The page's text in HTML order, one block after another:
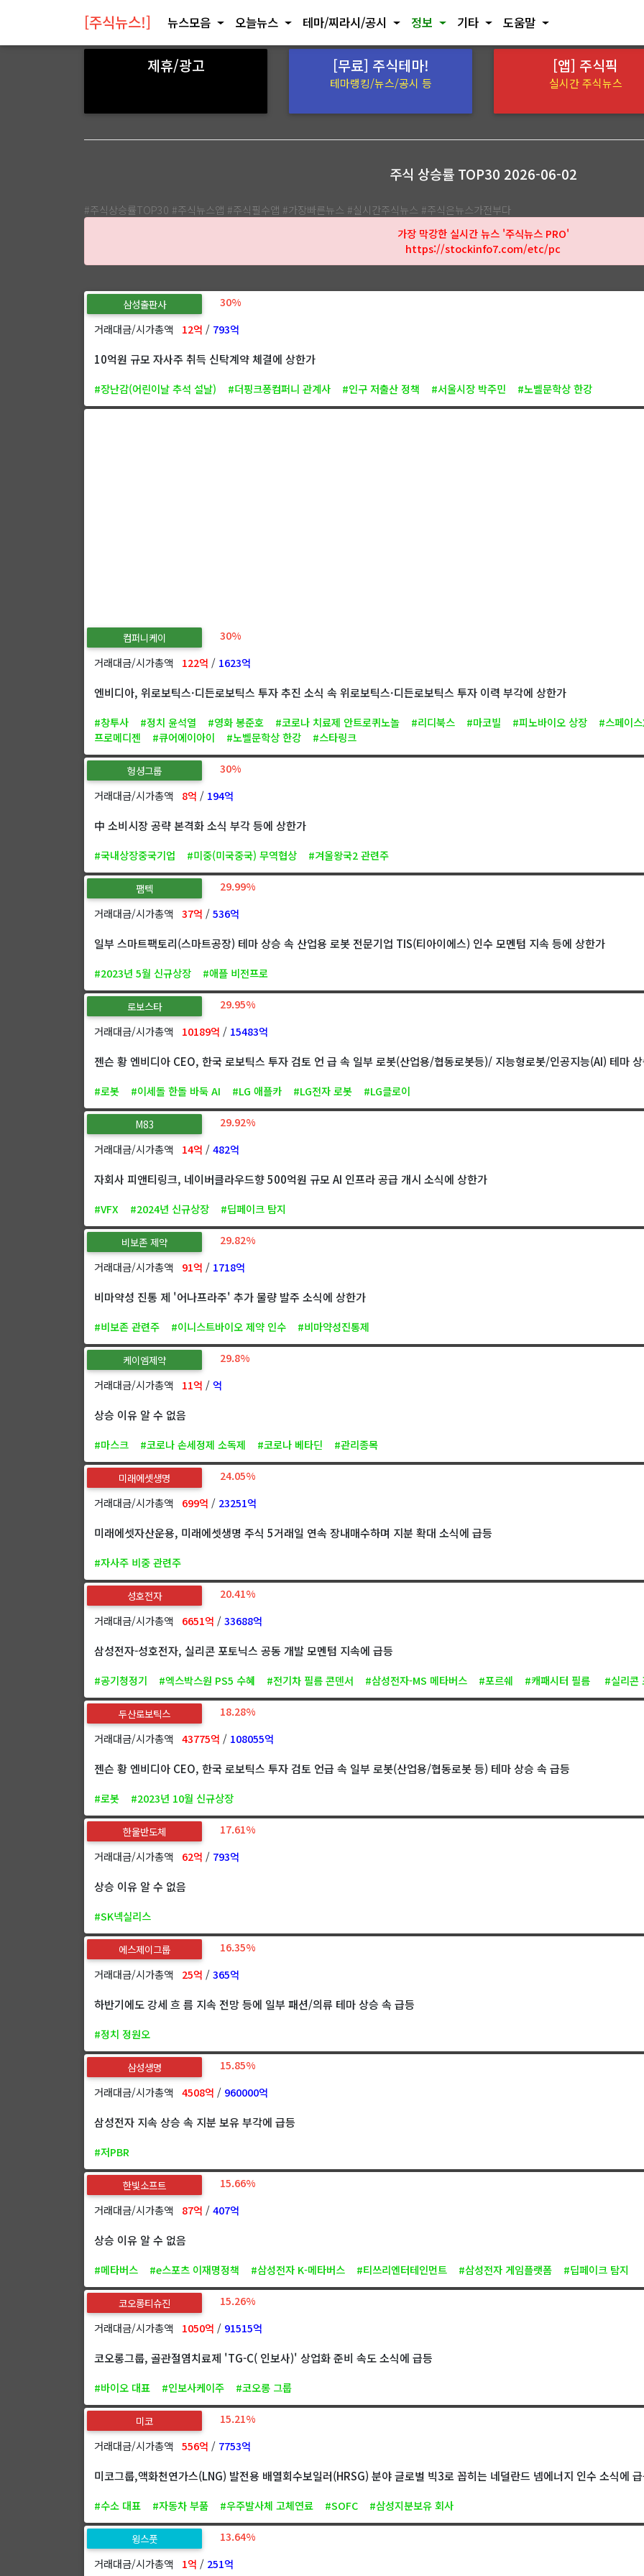
[주식뉴스!] 뉴스모음 오늘뉴스 테마/찌라시/공시 정보 기타 도움말
제휴/광고 [무료] 주식테마!
테마랭킹/뉴스/공시 등
[앱] 주식픽
실시간 주식뉴스
주식 상승률 TOP30 2026-06-02
#주식상승률TOP30 #주식뉴스앱 #주식필수앱 #가장빠른뉴스 #실시간주식뉴스 #주식은뉴스가전부다
가장 막강한 실시간 뉴스 '주식뉴스 PRO'
https://stockinfo7.com/etc/pc
삼성출판사
30%
거래대금/시가총액 12억 / 793억
10억원 규모 자사주 취득 신탁계약 체결에 상한가
#장난감(어린이날 추석 설날) #더핑크퐁컴퍼니 관계사 #인구 저출산 정책 #서울시장 박주민 #노벨문학상 한강
컴퍼니케이
30%
거래대금/시가총액 122억 / 1623억
엔비디아, 위로보틱스·디든로보틱스 투자 추진 소식 속 위로보틱스·디든로보틱스 투자 이력 부각에 상한가
#창투사 #정치 윤석열 #영화 봉준호 #코로나 치료제 안트로퀴노놀 #리디북스 #마코빌 #피노바이오 상장
#스페이
프로메디젠
#큐어에이아이 #노벨문학상 한강 #스타링크
헝셩그룹
30%
거래대금/시가총액 8억 / 194억
中 소비시장 공략 본격화 소식 부각 등에 상한가
#국내상장중국기업 #미중(미국중국) 무역협상 #겨울왕국2 관련주
팸텍
29.99%
거래대금/시가총액 37억 /536억
일부 스마트팩토리(스마트공장) 테마 상승 속 산업용 로봇 전문기업 TIS(티아이에스) 인수 모멘텀 지속 등에 상한가
#2023년 5월 신규상장 #애플 비전프로
로보스타
29.95%
거래대금/시가총액 10189억 / 15483억
젠슨 황 엔비디아 CEO, 한국 로보틱스 투자 검토 언 급 속 일부 로봇(산업용/협동로봇등)/ 지능형로봇/인공지능(AI) 테마
#로봇 #이세돌 한돌 바둑 AI #LG 애플카 #LG전자 로봇 #LG클로이
M83
29.92%
거래대금/시가총액 14억 /482억
자회사 피앤티링크, 네이버클라우드향 500억원 규모 AI 인프라 공급 개시 소식에 상한가
#VFX #2024년 신규상장 #딥페이크 탐지
비보존 제약
29.82%
거래대금/시가총액 91억 / 1718억
비마약성 진통 제 '어나프라주' 추가 물량 발주 소식에 상한가
#비보존 관련주 #이니스트바이오 제약 인수 #비마약성진통제
케이엠제약
29.8%
거래대금/시가총액 11억 /억
상승 이유 알 수 없음
#마스크 #코로나 손세정제 소독제 #코로나 베타딘 #관리종목
미래에셋생명
24.05%
거래대금/시가총액 699억 / 23251억
미래에셋자산운용, 미래에셋생명 주식 5거래일 연속 장내매수하며 지분 확대 소식에 급등
#자사주 비중 관련주
성호전자
20.41%
거래대금/시가총액 6651억 /33688억
삼성전자-성호전자, 실리콘 포토닉스 공동 개발 모멘텀 지속에 급등
#공기청정기 #엑스박스원 PS5 수혜 #전기차 필름 콘덴서 #삼성전자-MS 메타버스 #포르쉐 #캐패시터 필름 #실리콘
두산로보틱스
18.28%
거래대금/시가총액 43775억 / 108055억
젠슨 황 엔비디아 CEO, 한국 로보틱스 투자 검토 언급 속 일부 로봇(산업용/협동로봇 등) 테마 상승 속 급등
#로봇 #2023년 10월 신규상장
한울반도체
17.61%
거래대금/시가총액 62억 / 793억
상승 이유 알 수 없음
#SK넥실리스
에스제이그룹
16.35%
거래대금/시가총액 25억 /365억
하반기에도 강세 흐 름 지속 전망 등에 일부 패션/의류 테마 상승 속 급등
#정치 정원오
삼성생명
15.85%
거래대금/시가총액 4508억 / 960000억
삼성전자 지속 상승 속 지분 보유 부각에 급등
#저PBR
한빛소프트
15.66%
거래대금/시가총액 87억 /407억
상승 이유 알 수 없음
#메타버스 #e스포츠 이재명정책 #삼성전자 K-메타버스 #티쓰리엔터테인먼트 #삼성전자 게임플랫폼 #딥페이크 탐지
코오롱티슈진
15.26%
거래대금/시가총액 1050억 / 91515억
코오롱그룹, 골관절염치료제 'TG-C( 인보사)' 상업화 준비 속도 소식에 급등
#바이오 대표 #인보사케이주 #코오롱 그룹
미코
15.21%
거래대금/시가총액 556억 / 7753억
미코그룹,액화천연가스(LNG) 발전용 배열회수보일러(HRSG) 분야 글로벌 빅3로 꼽히는 네덜란드 넴에너지 인수 소식에
#수소 대표 #자동차 부품 #우주발사체 고체연료 #SOFC #삼성지분보유 회사
윙스풋
13.64%
거래대금/시가총액 1억 / 251억